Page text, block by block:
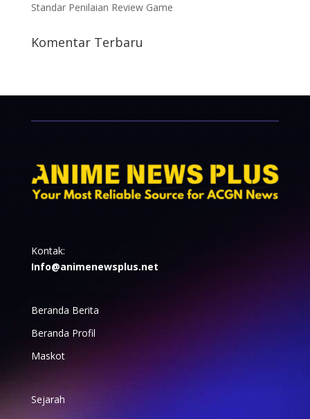
Standar Penilaian Review Game
Komentar Terbaru
Kontak:
Info@animenewsplus.net
Beranda Berita
Beranda Profil
Maskot
Sejarah